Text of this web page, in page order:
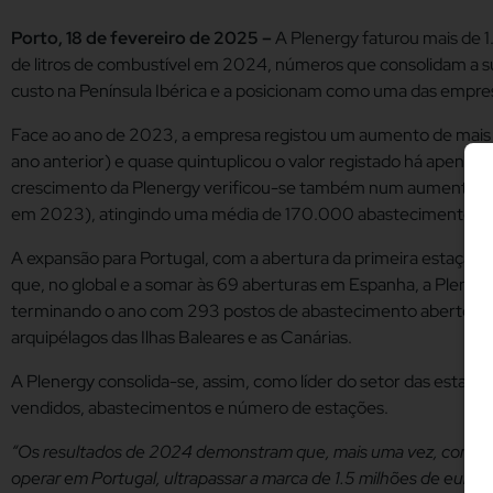
Porto, 18 de fevereiro de 2025 –A Plenergy faturou mais de
de litros de combustível em 2024, números que consolidam a
custo na Península Ibérica e a posicionam como uma das
Face ao ano de 2023, a empresa registou um aumento de
ano anterior) e quase quintuplicou o valor registado há apenas
crescimento da Plenergy verificou-se também num aumento
em 2023), atingindo uma média de 170.000 abastecimentos
A expansão para Portugal, com a abertura da primeira
que, no global e a somar às 69 aberturas em Espanha, a
terminando o ano com 293 postos de abastecimento abertos,
arquipélagos das Ilhas Baleares e as Canárias.
A Plenergy consolida-se, assim, como líder do setor das
vendidos, abastecimentos e número de estações.
“Os resultados de 2024 demonstram que, mais uma vez,
operar em Portugal, ultrapassar a marca de 1.5 milhões de